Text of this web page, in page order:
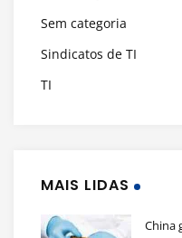
Sem categoria
Sindicatos de TI
TI
MAIS LIDAS
China